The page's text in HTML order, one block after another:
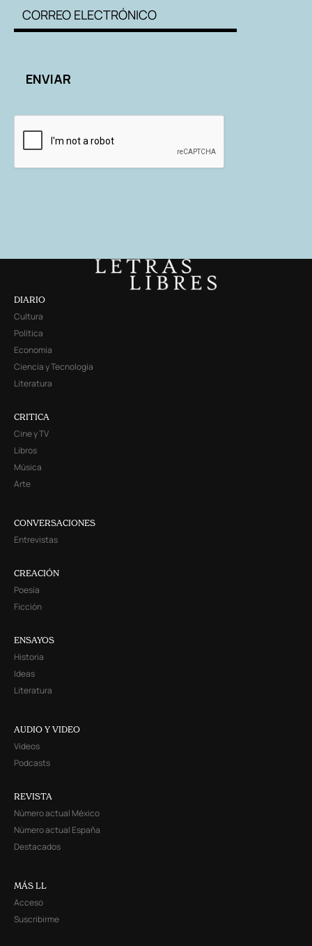
DIARIO
Cultura
Política
Economía
Ciencia y Tecnología
Literatura
CRITICA
Cine y TV
Libros
Música
Arte
CONVERSACIONES
Entrevistas
CREACIÓN
Poesía
Ficción
ENSAYOS
Historia
Ideas
Literatura
AUDIO Y VIDEO
Videos
Podcasts
REVISTA
Número actual México
Número actual España
Destacados
MÁS LL
Acceso
Suscribirme